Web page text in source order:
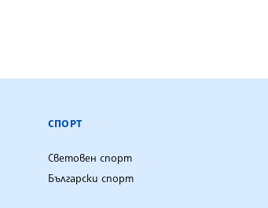
СПОРТ
Световен спорт
Български спорт